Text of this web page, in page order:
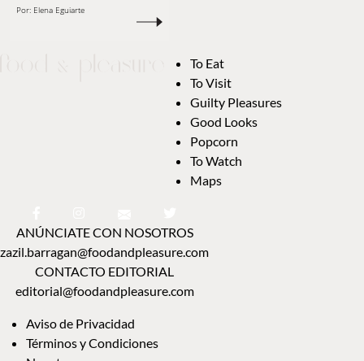
Por: Elena Eguiarte
To Eat
To Visit
Guilty Pleasures
Good Looks
Popcorn
To Watch
Maps
ANÚNCIATE CON NOSOTROS
zazil.barragan@foodandpleasure.com
CONTACTO EDITORIAL
editorial@foodandpleasure.com
Aviso de Privacidad
Términos y Condiciones